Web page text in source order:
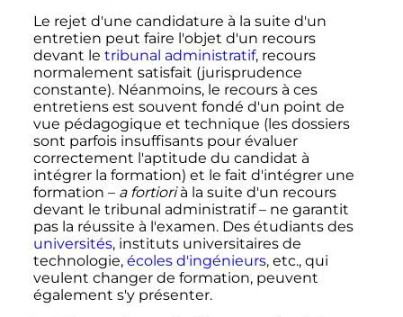
Le rejet d'une candidature à la suite d'un
entretien peut faire l'objet d'un recours
devant le tribunal administratif, recours
normalement satisfait (jurisprudence
constante). Néanmoins, le recours à ces
entretiens est souvent fondé d'un point de
vue pédagogique et technique (les dossiers
sont parfois insuffisants pour évaluer
correctement l'aptitude du candidat à
intégrer la formation) et le fait d'intégrer une
formation – a fortiorià la suite d'un recours
devant le tribunal administratif – ne garantit
pas la réussite à l'examen. Des étudiants des
universités, instituts universitaires de
technologie, écoles d'ingénieurs, etc., qui
veulent changer de formation, peuvent
également s'y présenter.